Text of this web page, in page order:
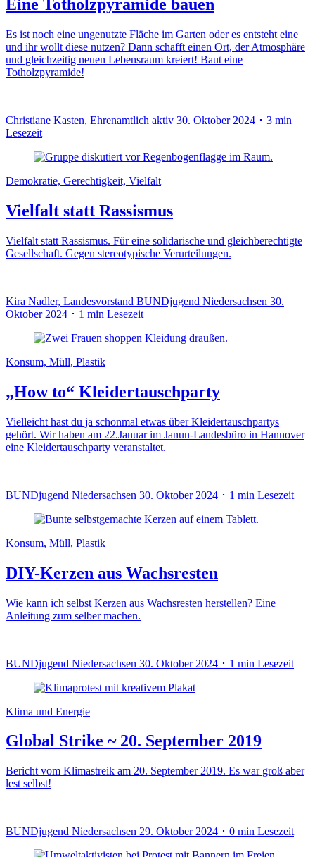
Eine Totholzpyramide bauen
Es ist noch eine ungenutzte Fläche im Garten oder es entsteht eine
und ihr wollt diese nutzen? Dann schafft einen Ort, der Atmosphäre
und gleichzeitig neuen Lebensraum kreiert! Baut eine
Totholzpyramide!
Christiane Kasten, Ehrenamtlich aktiv 30. Oktober 2024 ･ 3 min
Lesezeit
Demokratie, Gerechtigkeit, Vielfalt
Vielfalt statt Rassismus
Vielfalt statt Rassismus. Für eine solidarische und gleichberechtigte
Gesellschaft. Gegen stereotypische Verurteilungen.
Kira Nadler, Landesvorstand BUNDjugend Niedersachsen 30.
Oktober 2024 ･ 1 min Lesezeit
Konsum, Müll, Plastik
„How to“ Kleidertauschparty
Vielleicht hast du ja schonmal etwas über Kleidertauschpartys
gehört. Wir haben am 22.Januar im Janun-Landesbüro in Hannover
eine Kleidertauschparty veranstaltet.
BUNDjugend Niedersachsen 30. Oktober 2024 ･ 1 min Lesezeit
Konsum, Müll, Plastik
DIY-Kerzen aus Wachsresten
Wie kann ich selbst Kerzen aus Wachsresten herstellen? Eine
Anleitung zum selber machen.
BUNDjugend Niedersachsen 30. Oktober 2024 ･ 1 min Lesezeit
Klima und Energie
Global Strike ~ 20. September 2019
Bericht vom Klimastreik am 20. September 2019. Es war groß aber
lest selbst!
BUNDjugend Niedersachsen 29. Oktober 2024 ･ 0 min Lesezeit